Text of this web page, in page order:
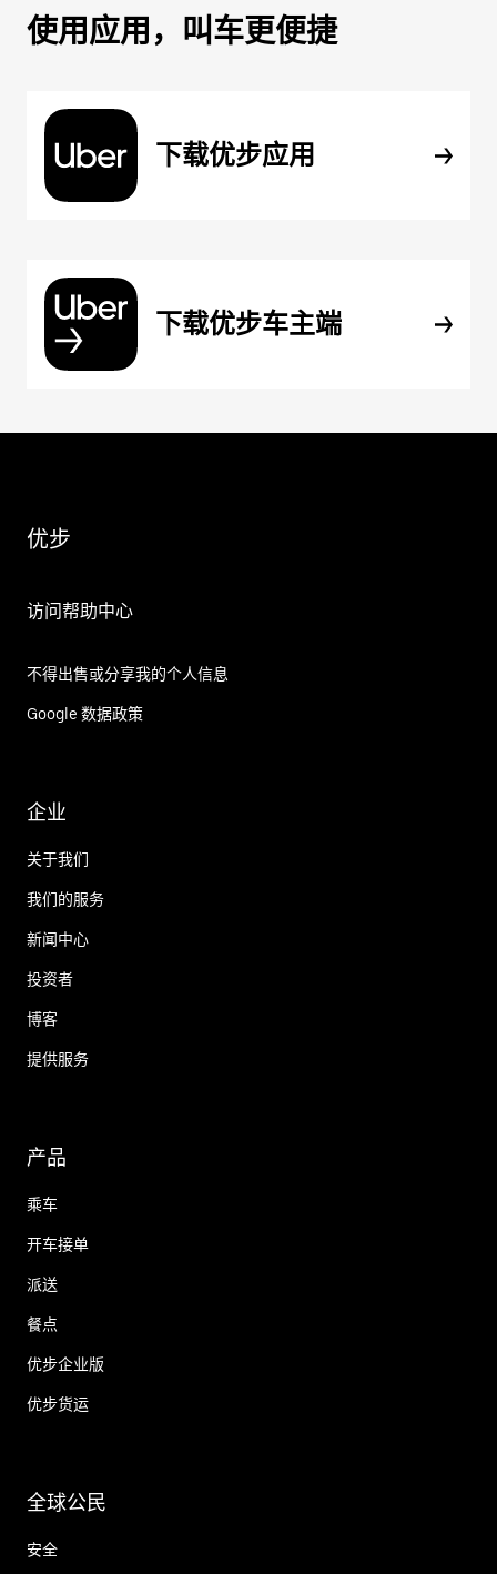
使用应用，叫车更便捷
下载优步应用
下载优步车主端
优步
访问帮助中心
不得出售或分享我的个人信息
Google 数据政策
企业
关于我们
我们的服务
新闻中心
投资者
博客
提供服务
产品
乘车
开车接单
派送
餐点
优步企业版
优步货运
全球公民
安全